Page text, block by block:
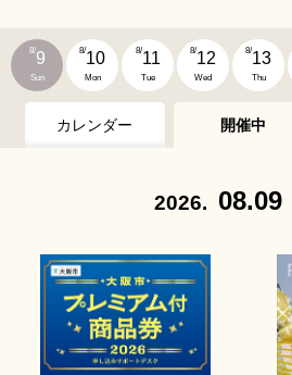
8/9
Sun
8/10
Mon
8/11
Tue
8/12
Wed
8/13
Thu
カレンダー 開催中
2026. 08.09